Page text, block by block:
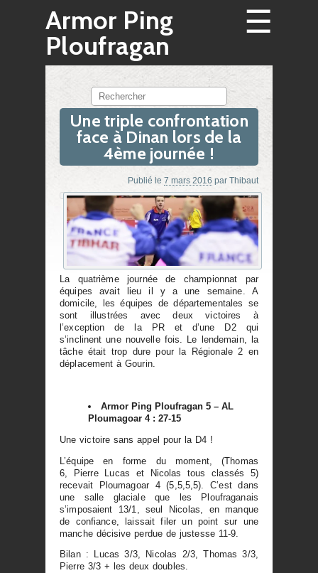
Armor Ping
Ploufragan
☰
Rechercher
Une triple confrontation
face à Dinan lors de la
4ème journée !
Publié le 7 mars 2016 par Thibaut
La quatrième journée de championnat par
équipes avait lieu il y a une semaine. A
domicile, les équipes de départementales se
sont illustrées avec deux victoires à
l’exception de la PR et d’une D2 qui
s’inclinent une nouvelle fois. Le lendemain, la
tâche était trop dure pour la Régionale 2 en
déplacement à Gourin.
Armor Ping Ploufragan 5 – AL
Ploumagoar 4 : 27-15
Une victoire sans appel pour la D4 !
L’équipe en forme du moment, (Thomas
6, Pierre Lucas et Nicolas tous classés 5)
recevait Ploumagoar 4 (5,5,5,5). C’est dans
une salle glaciale que les Ploufraganais
s’imposaient 13/1, seul Nicolas, en manque
de confiance, laissait filer un point sur une
manche décisive perdue de justesse 11-9.
Bilan : Lucas 3/3, Nicolas 2/3, Thomas 3/3,
Pierre 3/3 + les deux doubles.